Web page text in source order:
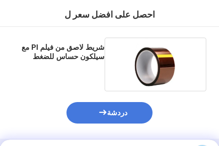
احصل على افضل سعر ل
شريط لاصق من فيلم PI مع
سيلكون حساس للضغط
دردشة